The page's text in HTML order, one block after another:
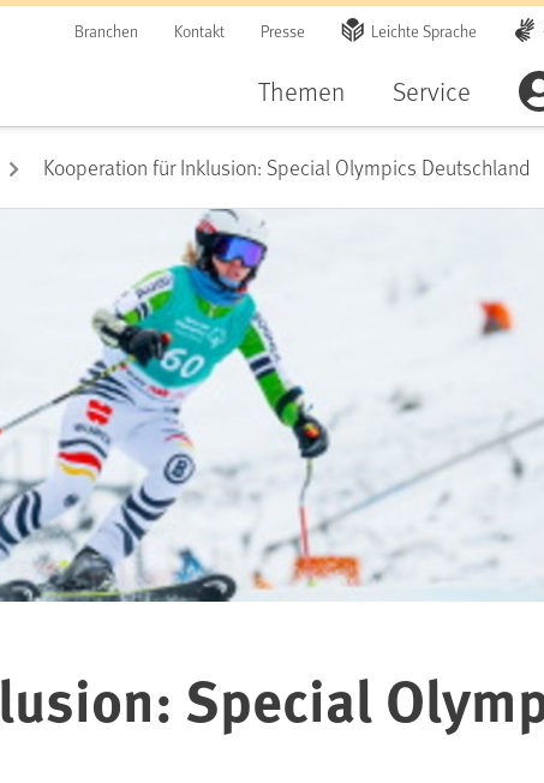
Branchen Kontakt Presse Leichte Sprache
Themen Service
Kooperation für Inklusion: Special Olympics Deutschland
Special